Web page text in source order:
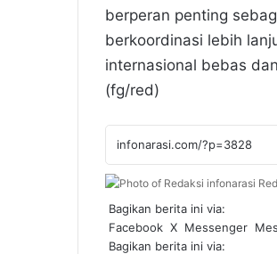
berperan penting
berkoordinasi lebih
internasional bebas
(fg/red)
Bagikan berita ini via:
Facebook X Messenger
Bagikan berita ini via: